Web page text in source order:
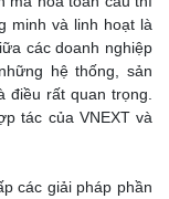
minh và linh hoạt là
các doanh nghiệp
hệ thống, sản
điều rất quan trọng.
tác của VNEXT và
các giải pháp phần